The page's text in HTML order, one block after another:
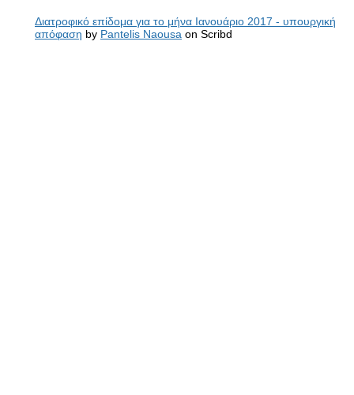
Διατροφικό επίδομα για το μήνα Ιανουάριο 2017 - υπουργική
απόφαση by Pantelis Naousa on Scribd